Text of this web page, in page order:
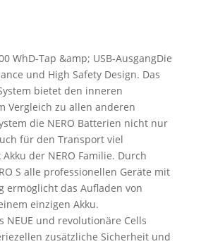
WhD-Tap &amp; USB-AusgangDie
und High Safety Design. Das
bietet den inneren
Vergleich zu allen anderen
die NERO Batterien nicht nur
für den Transport viel
der NERO Familie. Durch
S alle professionellen Geräte mit
ermöglicht das Aufladen von
einzigen Akku.
NEUE und revolutionäre Cells
zusätzliche Sicherheit und